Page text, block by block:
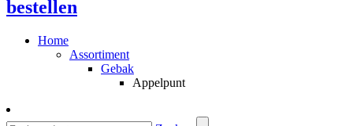
bestellen
Home
Assortiment
Gebak
Appelpunt